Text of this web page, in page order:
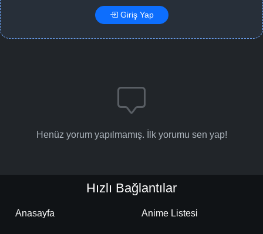
Giriş Yap
Henüz yorum yapılmamış. İlk yorumu sen yap!
Hızlı Bağlantılar
Anasayfa Anime Listesi